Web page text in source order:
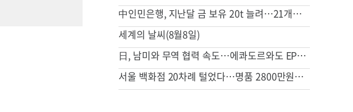
中인민은행, 지난달 금 보유 20t 늘려…21개월 연속 증가세
세계의 날씨(8월8일)
日, 남미와 무역 협력 속도…에콰도르와도 EPA 협상 추진
서울 백화점 20차례 털었다…명품 2800만원어치 훔친 중국인